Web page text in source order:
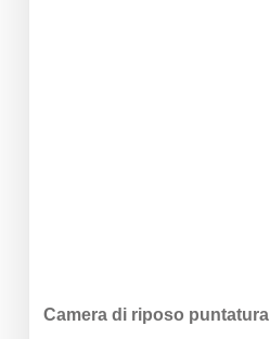
Camera di riposo puntatura